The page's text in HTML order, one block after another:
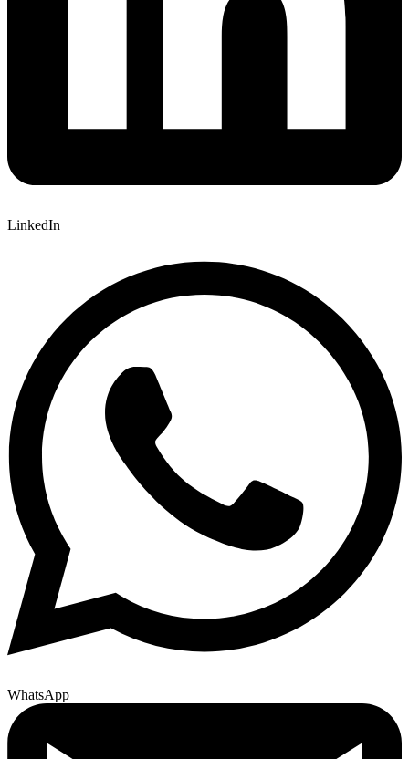
LinkedIn
WhatsApp